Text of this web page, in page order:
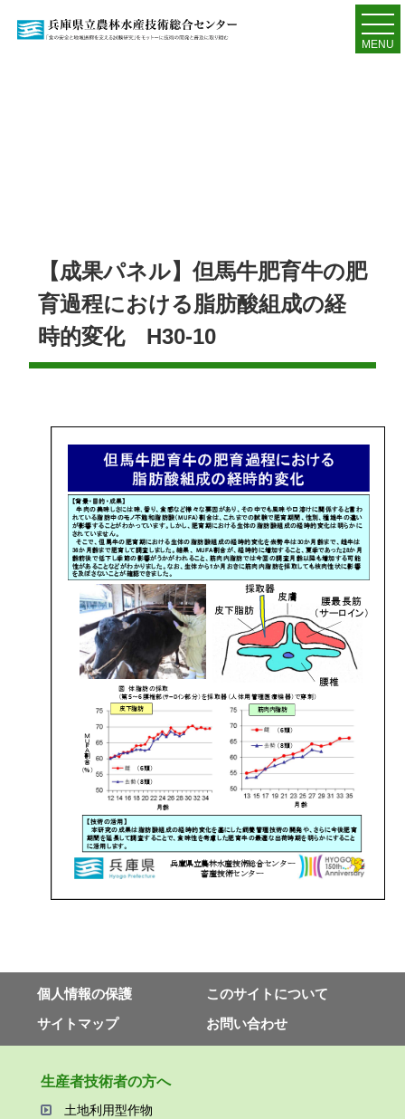
MENU
【成果パネル】但馬牛肥育牛の肥
育過程における脂肪酸組成の経
時的変化 H30-10
個⼈情報の保護
このサイトについて
サイトマップ
お問い合わせ
⽣産者技術者の⽅へ
⼟地利⽤型作物